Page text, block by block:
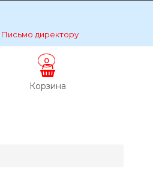
Письмо директору
Корзина
0